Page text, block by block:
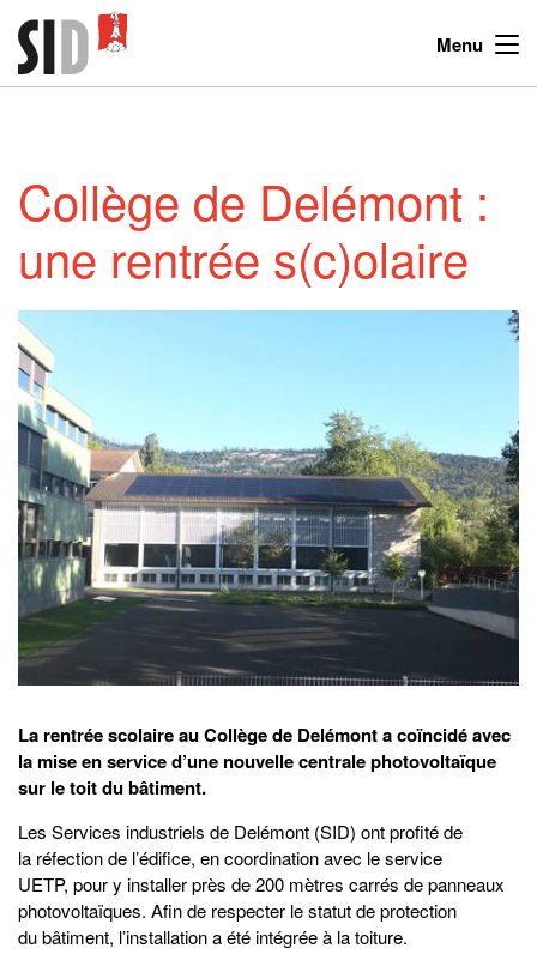
Menu
Collège de Delémont :
une rentrée s(c)olaire
La rentrée scolaire au Collège de Delémont a coïncidé avec
la mise en service d’une nouvelle centrale photovoltaïque
sur le toit du bâtiment.
Les Services industriels de Delémont (SID) ont profité de
la réfection de l’édifice, en coordination avec le service
UETP, pour y installer près de 200 mètres carrés de panneaux
photovoltaïques. Afin de respecter le statut de protection
du bâtiment, l’installation a été intégrée à la toiture.